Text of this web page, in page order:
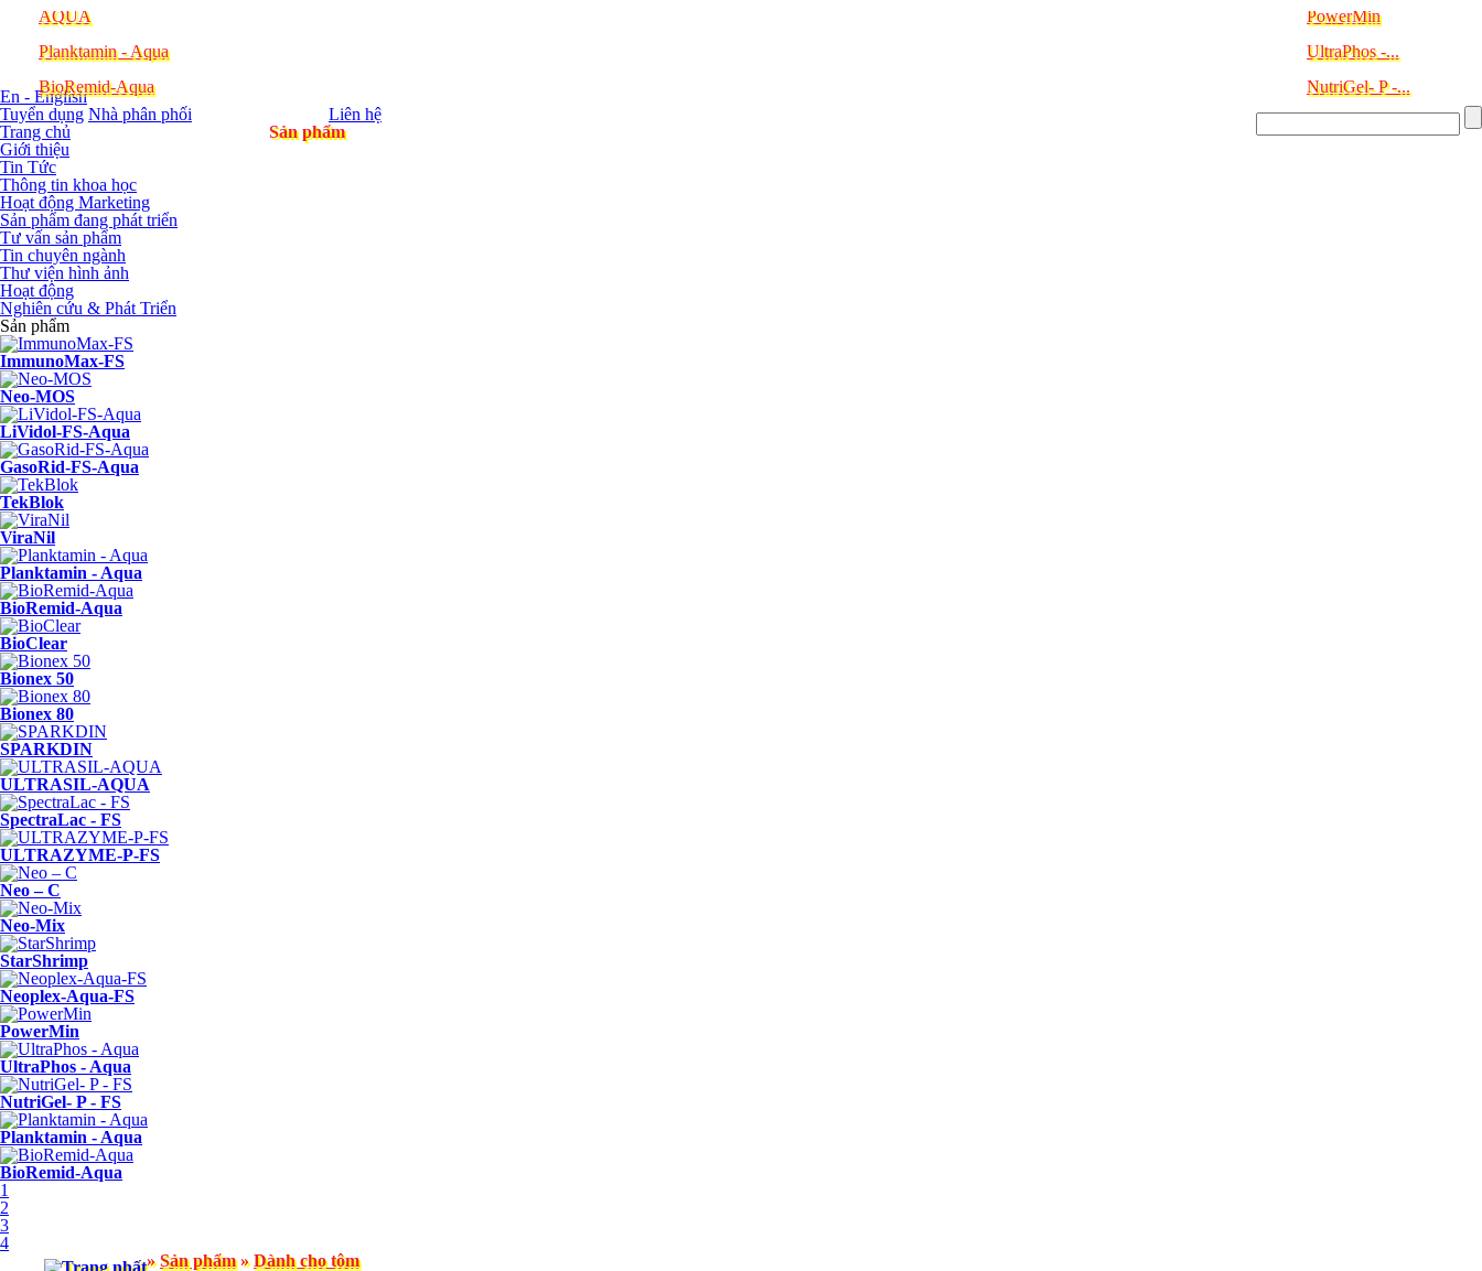
En - English
Tuyển dụng Nhà phân phối
Sản phẩm
Liên hệ
Trang chủ
Giới thiệu
Tin Tức
Thông tin khoa học
Hoạt động Marketing
Sản phẩm đang phát triển
Tư vấn sản phẩm
Tin chuyên ngành
Thư viện hình ảnh
Hoạt động
Nghiên cứu & Phát Triển
Sản phẩm
ImmunoMax-FS
Neo-MOS
LiVidol-FS-Aqua
GasoRid-FS-Aqua
TekBlok
ViraNil
Planktamin - Aqua
BioRemid-Aqua
BioClear
Bionex 50
Bionex 80
SPARKDIN
ULTRASIL-AQUA
SpectraLac - FS
ULTRAZYME-P-FS
Neo – C
Neo-Mix
StarShrimp
Neoplex-Aqua-FS
PowerMin
UltraPhos - Aqua
NutriGel- P - FS
Planktamin - Aqua
BioRemid-Aqua
1
2
3
4
» Sản phẩm » Dành cho tôm